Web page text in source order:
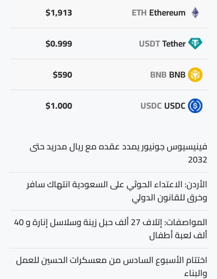
Ethereum
ETH
$1,913
Tether
USDT
$0.999
BNB
BNB
$590
USDC
USDC
$1.000
فينيسيوس جونيور يمدد عقده مع ريال مدريد حتى
2032
الأردن: الاعتداء الحوثي على السعودية انتهاك سافر
وخرق للقانون الدولي
المواصفات: إتلاف 27 ألف حبل زينة وسلاسل إنارة و 40
ألف لعبة أطفال
اختتام الأسبوع السادس من معسكرات الحسين للعمل
والبناء